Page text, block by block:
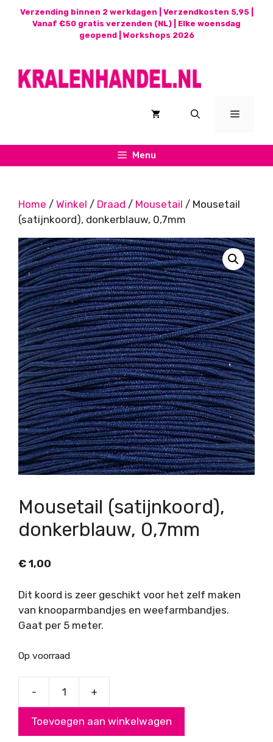
Verzending binnen 2 werkdagen | Verzendkosten 5,95 |
Vanaf €50 gratis verzenden (NL) | Elke woensdag
geopend | Workshops 2026
Menu
Menu
Home / Winkel / Draad / Mousetail / Mousetail
(satijnkoord), donkerblauw, 0,7mm
Mousetail (satijnkoord),
donkerblauw, 0,7mm
€ 1,00
Dit koord is zeer geschikt voor het zelf maken
van knooparmbandjes en weefarmbandjes.
Gaat per 5 meter.
Op voorraad
-
donkerblauw,
+
Toevoegen aan winkelwagen